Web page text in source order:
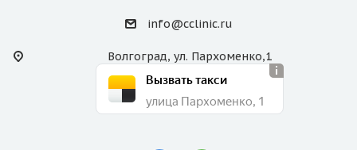
info@cclinic.ru
Волгоград, ул. Пархоменко,1
Вызвать такси
улица Пархоменко, 1